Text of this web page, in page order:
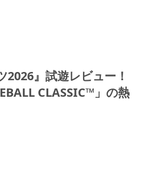
2026』試遊レビュー！
CLASSIC™」の熱